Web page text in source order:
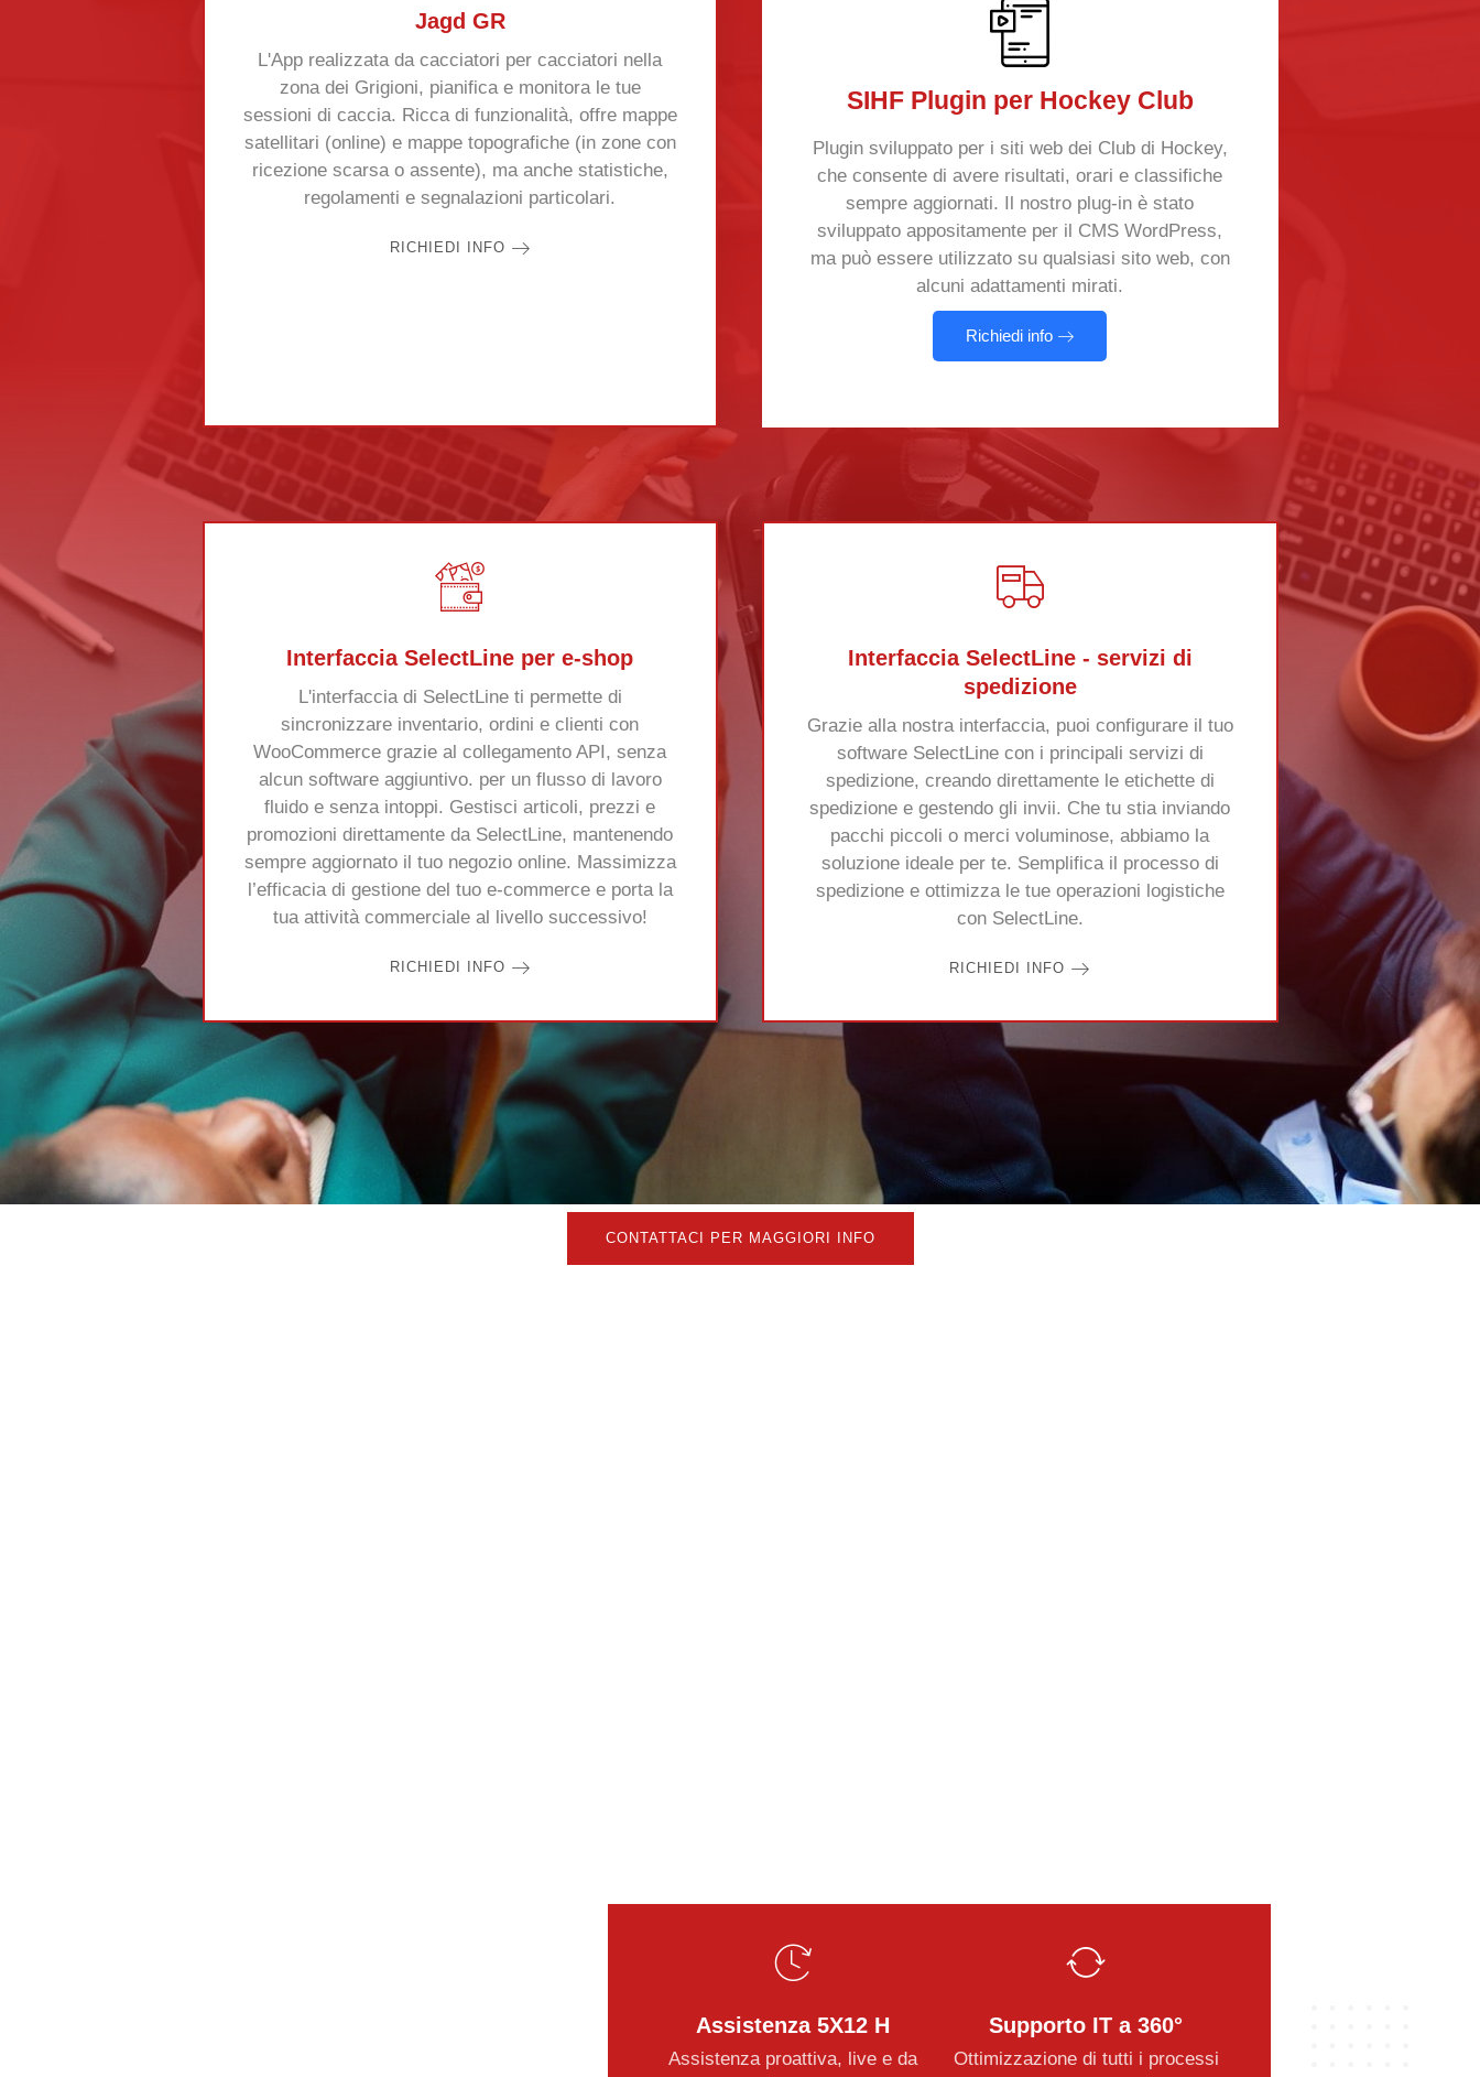
Jagd GR
L'App realizzata da cacciatori per cacciatori nella
zona dei Grigioni, pianifica e monitora le tue
sessioni di caccia. Ricca di funzionalità, offre mappe
satellitari (online) e mappe topografiche (in zone con
ricezione scarsa o assente), ma anche statistiche,
regolamenti e segnalazioni particolari.
RICHIEDI INFO
SIHF Plugin per Hockey Club
Plugin sviluppato per i siti web dei Club di Hockey,
che consente di avere risultati, orari e classifiche
sempre aggiornati. Il nostro plug-in è stato
sviluppato appositamente per il CMS WordPress,
ma può essere utilizzato su qualsiasi sito web, con
alcuni adattamenti mirati.
Richiedi info
Interfaccia SelectLine per e-shop
L'interfaccia di SelectLine ti permette di
sincronizzare inventario, ordini e clienti con
WooCommerce grazie al collegamento API, senza
alcun software aggiuntivo. per un flusso di lavoro
fluido e senza intoppi. Gestisci articoli, prezzi e
promozioni direttamente da SelectLine, mantenendo
sempre aggiornato il tuo negozio online. Massimizza
l’efficacia di gestione del tuo e-commerce e porta la
tua attività commerciale al livello successivo!
RICHIEDI INFO
Interfaccia SelectLine - servizi di
spedizione
Grazie alla nostra interfaccia, puoi configurare il tuo
software SelectLine con i principali servizi di
spedizione, creando direttamente le etichette di
spedizione e gestendo gli invii. Che tu stia inviando
pacchi piccoli o merci voluminose, abbiamo la
soluzione ideale per te. Semplifica il processo di
spedizione e ottimizza le tue operazioni logistiche
con SelectLine.
RICHIEDI INFO
CONTATTACI PER MAGGIORI INFO
Assistenza 5X12 H
Assistenza proattiva, live e da
Supporto IT a 360°
Ottimizzazione di tutti i processi